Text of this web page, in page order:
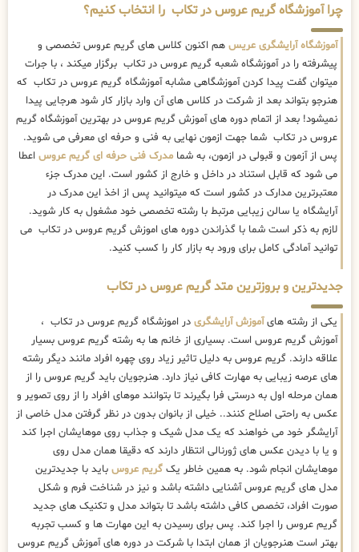
چرا آموزشگاه گریم عروس در تکاب را انتخاب کنیم؟
آموزشگاه آرایشگری عریس هم اکنون کلاس های گریم عروس تخصصی و
پیشرفته را در آموزشگاه شعبه گریم عروس در تکاب برگزار میکند ، با جرات
میتوان گفت پیدا کردن آموزشگاهی مشابه آموزشگاه گریم عروس در تکاب که
هنرجو بتواند بعد از شرکت در کلاس های آن وارد بازار کار شود هرجایی پیدا
نمیشود! بعد از اتمام دوره های آموزش گریم عروس در بهترین آموزشگاه گریم
عروس در تکاب شما جهت ازمون نهایی به فنی و حرفه ای معرفی می شوید.
پس از آزمون و قبولی در ازمون، به شما مدرک فنی حرفه ای گریم عروس اعطا
می شود که قابل استناد در داخل و خارج از کشور است. این مدرک جزء
معتبرترین مدارک در کشور است که میتوانید پس از اخذ این مدرک در
آرایشگاه یا سالن زیبایی مرتبط با رشته تخصصی خود مشغول به کار شوید.
لازم به ذکر است شما با گذراندن دوره های اموزش گریم عروس در تکاب می
توانید آمادگی کامل برای ورود به بازار کار را کسب کنید.
جدیدترین و بروزترین متد گریم عروس در تکاب
یکی از رشته هایآموزش آرایشگری در اموزشگاه گریم عروس در تکاب ،
آموزش گریم عروس است. بسیاری از خانم ها به رشته گریم عروس بسیار
علاقه دارند. گریم عروس به دلیل تاثیر زیاد روی چهره افراد مانند دیگر رشته
های عرصه زیبایی به مهارت کافی نیاز دارد. هنرجویان باید گریم عروس را از
همان مرحله اول به درستی فرا بگیرند تا بتوانند موهای افراد را از روی تصویر و
عکس به راحتی اصلاح کنند.. خیلی از بانوان بدون در نظر گرفتن مدل خاصی از
آرایشگر خود می خواهند که یک مدل شیک و جذاب روی موهایشان اجرا کند
و یا با دیدن عکس های ژورنالی انتظار دارند که دقیقا همان مدل روی
موهایشان انجام شود. به همین خاطر یک گریم عروس باید با جدیدترین
مدل های گریم عروس آشنایی داشته باشد و نیز در شناخت فرم و شکل
صورت افراد، تخصص کافی داشته باشد تا بتواند مدل و تکنیک های جدید
گریم عروس را اجرا کند. پس برای رسیدن به این مهارت ها و کسب تجربه
بهتر است هنرجویان از همان ابتدا با شرکت در دوره های آموزش گریم عروس